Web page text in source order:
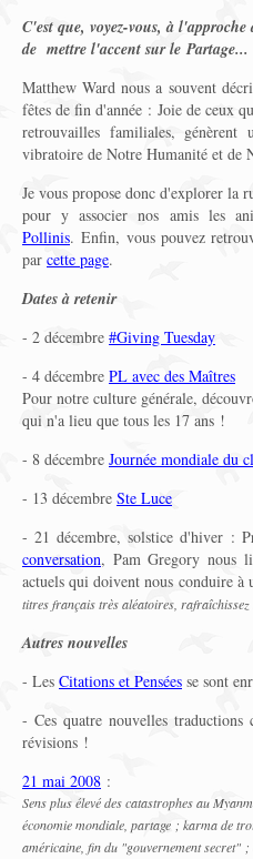
C'est que, voyez-vous, à
de mettre l'accent sur le Partage...
Matthew Ward nous a souvent
fêtes de fin d'année : Joie de ceux
retrouvailles familiales, génèrent
vibratoire de Notre Humanité et de
Je vous propose donc d'explorer la
pour y associer nos amis les
Pollinis. Enfin, vous pouvez
par cette page.
Dates à retenir
- 2 décembre #Giving Tuesday
- 4 décembre PL avec des Maîtres
Pour notre culture générale,
qui n'a lieu que tous les 17 ans !
- 8 décembre Journée mondiale du
- 13 décembre Ste Luce
- 21 décembre, solstice d'hiver :
conversation, Pam Gregory nous
actuels qui doivent nous conduire
titres français très aléatoires,
Autres nouvelles
- Les Citations et Pensées se sont
- Ces quatre nouvelles traductions
révisions !
21 mai 2008 :
Sens plus élevé des catastrophes au
économie mondiale, partage ; karma de
américaine, fin du "gouvernement secret"